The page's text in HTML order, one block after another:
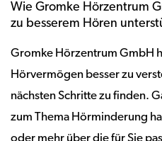
Wie Gromke Hörzentrum
zu besserem Hören
Gromke Hörzentrum GmbH
Hörvermögen besser zu
nächsten Schritte zu finden.
zum Thema Hörminderung
oder mehr über die für Sie